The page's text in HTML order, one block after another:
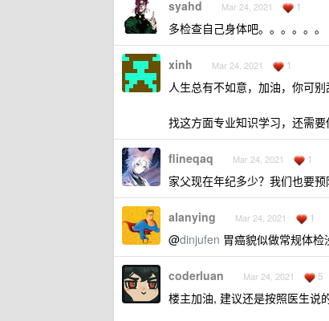
syahd Mar 24, 2021 1
多检查自己身体吧。。。。。。
xinh Mar 24, 2021 1
人生总有不如意，加油，你可
找这方面专业知识学习，还需
flineqaq Mar 24, 2021 1
家父现在年纪多少？我们也要预
alanying Mar 24, 2021 1
@dinjufen 胃癌貌似做常规体
coderluan Mar 24, 2021 5
楼主加油, 建议还是按照医生说